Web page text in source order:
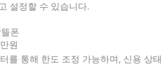
설정할 수 있습니다.
폰
원
를 통해 한도 조정 가능하며, 신용 상태